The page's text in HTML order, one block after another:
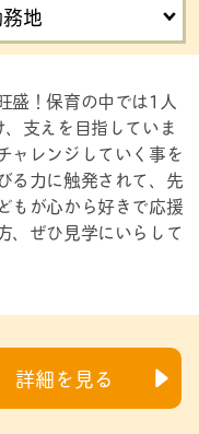
地
盛！保育の中では1人
支えを目指していま
ャレンジしていく事を
る力に触発されて、先
もが心から好きで応援
、ぜひ見学にいらして
詳細を見る